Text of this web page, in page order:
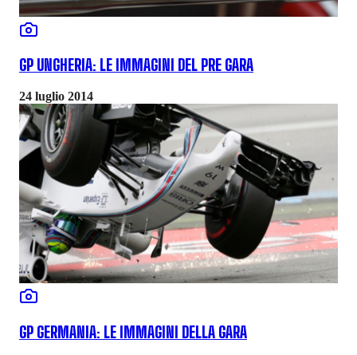
GP UNGHERIA: LE IMMAGINI DEL PRE GARA
24 luglio 2014
GP GERMANIA: LE IMMAGINI DELLA GARA